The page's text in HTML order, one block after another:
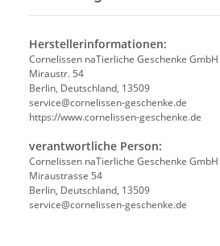
Herstellerinformationen:
Cornelissen naTierliche Geschenke GmbH
Miraustr. 54
Berlin, Deutschland, 13509
service@cornelissen-geschenke.de
https://www.cornelissen-geschenke.de
verantwortliche Person:
Cornelissen naTierliche Geschenke GmbH
Miraustrasse 54
Berlin, Deutschland, 13509
service@cornelissen-geschenke.de